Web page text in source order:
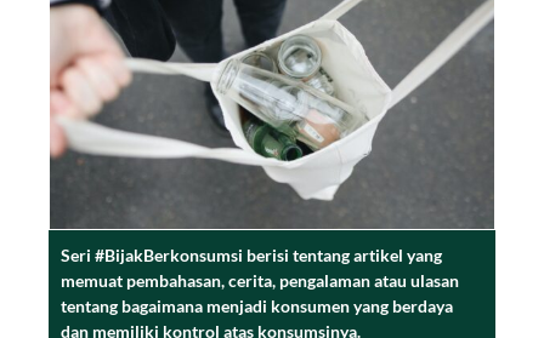
Seri #BijakBerkonsumsi berisi tentang artikel yang
memuat pembahasan, cerita, pengalaman atau ulasan
tentang bagaimana menjadi konsumen yang berdaya
dan memiliki kontrol atas konsumsinya.